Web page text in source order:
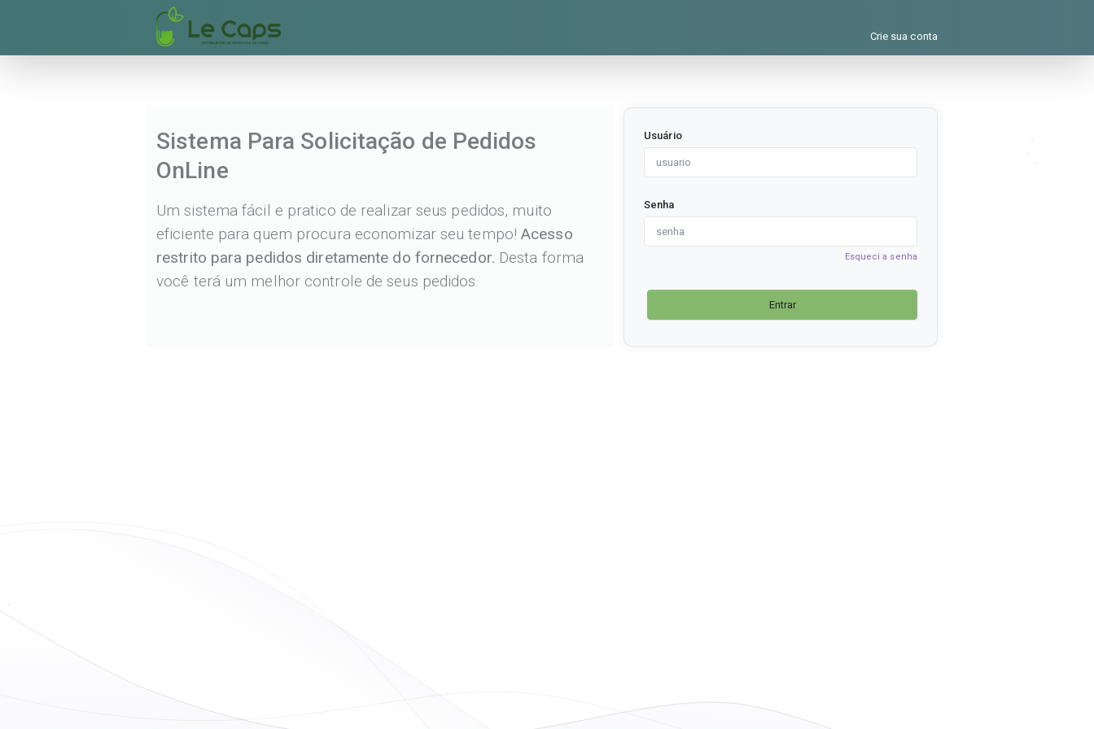
Crie sua conta
Sistema Para Solicitação de Pedidos
OnLine
Um sistema fácil e pratico de realizar seus pedidos, muito
eficiente para quem procura economizar seu tempo!Acesso
restrito para pedidos diretamente do fornecedor. Desta forma
você terá um melhor controle de seus pedidos.
Usuário
Senha
Esqueci a senha
Entrar